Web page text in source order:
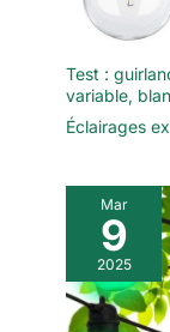
Test :
variable,
Éclairages
Mar
9
2025